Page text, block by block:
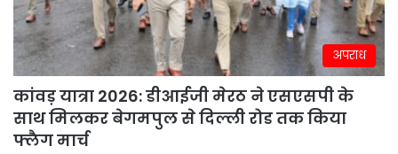
अपराध
कांवड़ यात्रा 2026: डीआईजी मेरठ ने एसएसपी के
साथ मिलकर बेगमपुल से दिल्ली रोड तक किया
फ्लैग मार्च